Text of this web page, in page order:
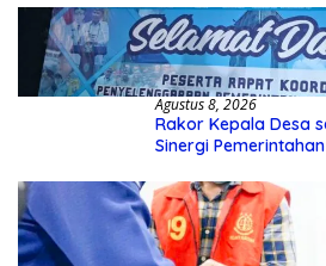
Agustus 8, 2026
Rakor Kepala Desa
Sinergi